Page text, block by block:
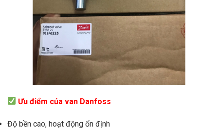
Ưu điểm của van Danfoss
Độ bền cao, hoạt động ổn định